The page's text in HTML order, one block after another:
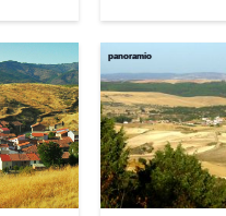
panoramio